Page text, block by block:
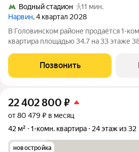
Водный стадион
11 мин.
Нарвин, 4 квартал 2028
В Головинском районе продаётся 1-
квартира площадью 34.7 на 33 этаже
10 минут пешком до станции метро
минут до МЦК «Коптево».
Позвонить
22 402 800 ₽
от 80 479 ₽ в месяц
42 м²
1-комн. квартира 24 этаж из 32
новостройка